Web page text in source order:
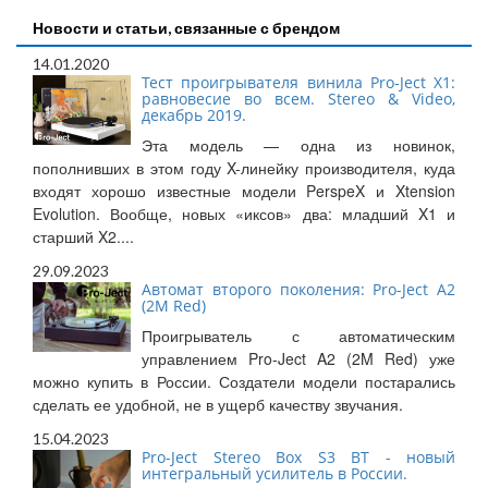
Новости и статьи, связанные с брендом
14.01.2020
Тест проигрывателя винила Pro-Ject X1:
равновесие во всем. Stereo & Video,
декабрь 2019.
Эта модель — одна из новинок,
пополнивших в этом году X-линейку производителя, куда
входят хорошо известные модели PerspeX и Xtension
Evolution. Вообще, новых «иксов» два: младший X1 и
старший X2....
29.09.2023
Автомат второго поколения: Pro-Ject A2
(2M Red)
Проигрыватель с автоматическим
управлением Pro-Ject A2 (2M Red) уже
можно купить в России. Создатели модели постарались
сделать ее удобной, не в ущерб качеству звучания.
15.04.2023
Pro-Ject Stereo Box S3 BT - новый
интегральный усилитель в России.